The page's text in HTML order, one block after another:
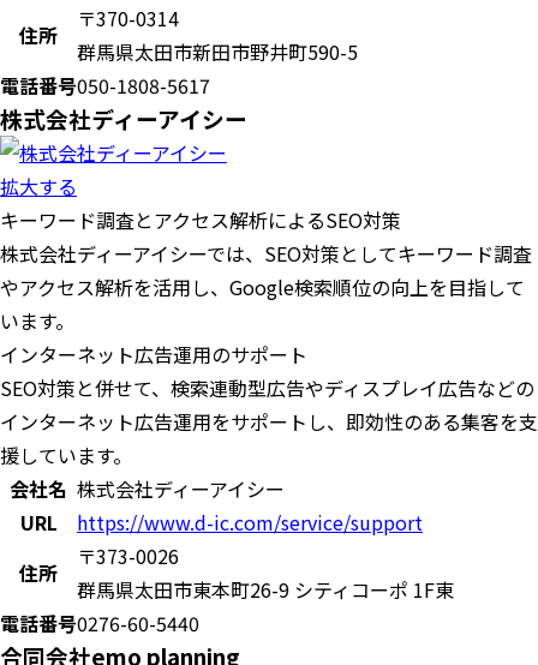
住所
〒370-0314
群馬県太田市新田市野井町590-5
電話番号050-1808-5617
株式会社ディーアイシー
拡大する
キーワード調査とアクセス解析によるSEO対策
株式会社ディーアイシーでは、SEO対策としてキーワード調査
やアクセス解析を活用し、Google検索順位の向上を目指して
います。
インターネット広告運用のサポート
SEO対策と併せて、検索連動型広告やディスプレイ広告などの
インターネット広告運用をサポートし、即効性のある集客を支
援しています。
会社名 株式会社ディーアイシー
URL
https://www.d-ic.com/service/support
住所
〒373-0026
群馬県太田市東本町26-9 シティコーポ 1F東
電話番号0276-60-5440
合同会社emo planning